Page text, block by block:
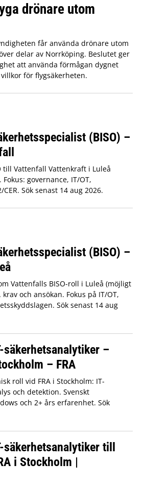
drönare utom
får använda drönare utom
delar av Norrköping. Beslutet ger
att använda förmågan dygnet
för flygsäkerheten.
(BISO) –
till Vattenfall Vattenkraft i Luleå
governance, IT/OT,
Sök senast 14 aug 2026.
(BISO) –
Vattenfalls BISO-roll i Luleå (möjligt
och ansökan. Fokus på IT/OT,
Sök senast 14 aug
säkerhetsanalytiker –
– FRA
roll vid FRA i Stockholm: IT-
och detektion. Svenskt
och 2+ års erfarenhet. Sök
säkerhetsanalytiker till
i Stockholm |